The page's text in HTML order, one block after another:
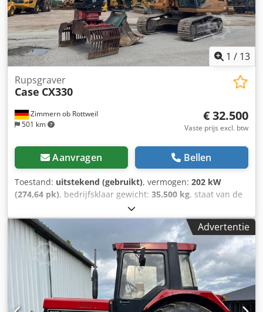
1 / 13
Zimmern ob Rottweil
501 km
Rupsgraver
Case CX330
€ 32.500
Vaste prijs excl. btw
Aanvragen Bellen
Toestand: uitstekend (gebruikt), vermogen: 202 kW
(274,64 pk), bedrijfsklaar gewicht: 35.500 kg, staat van de
2006, bedrijfsturen:
Uitrusting:airconditioning, CASE CX330 Dedpszp Rm Refx
Appjck Bouwjaar: 2006 Bedrijfstijden: 9.139 uur Gesloten
cabine Airconditioning Radio Centrale smering Standaard
giek Steel: 3,30 m Volledige hydraulische leidingen (voor
hamer, grijper, schaar) Snelwisselsysteem OQ80 1x bak –
800 mm breed 1x grijper – functioneert, maar heeft
reparatie nodig Onderstel in goede staat, circa 70% over
Bodemplaten 600 mm breed Isuzu motor met 202 kW CE-
Advertentie